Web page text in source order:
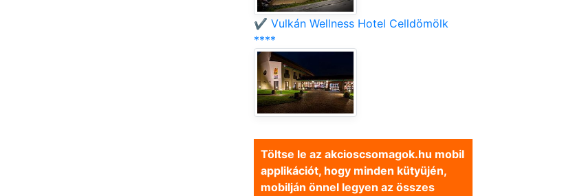
✔️ Vulkán Wellness Hotel Celldömölk
****
Töltse le az akcioscsomagok.hu mobil
applikációt, hogy minden kütyüjén,
mobilján önnel legyen az összes